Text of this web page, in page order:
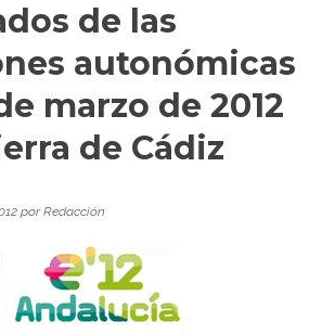
de las
autonómicas
marzo de 2012
de Cádiz
porRedacción